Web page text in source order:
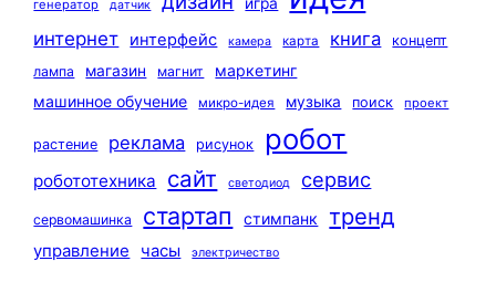
генератор датчик
интернет интерфейс камера карта книга
концепт
лампа
магазин магнит
маркетинг
машинное обучение
микро-идея музыка поиск проект
растение реклама рисунок робот
робототехника сайт светодиод сервис
сервомашинка стартап стимпанк тренд
управление часы электричество